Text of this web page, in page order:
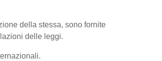
della stessa, sono fornite
delle leggi.